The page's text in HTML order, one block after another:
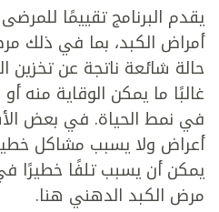
يقدم البرنامج تقييمًا
أمراض الكبد، بما في ذلك
حالة شائعة ناتجة عن تخزين
غالبًا ما يمكن الوقاية منه
في نمط الحياة. في بعض
أعراض ولا يسبب مشاكل
يمكن أن يسبب تلفًا خطيرًا
مرض الكبد الدهني هنا.